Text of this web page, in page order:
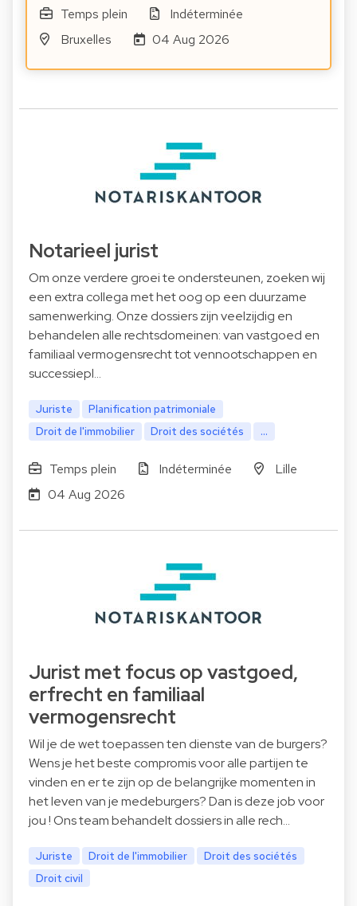
Temps plein
Indéterminée
Bruxelles
04 Aug 2026
Notarieel jurist
Om onze verdere groei te ondersteunen, zoeken wij
een extra collega met het oog op een duurzame
samenwerking. Onze dossiers zijn veelzijdig en
behandelen alle rechtsdomeinen: van vastgoed en
familiaal vermogensrecht tot vennootschappen en
successiepl…
Juriste
Planification patrimoniale
Droit de l'immobilier
Droit des sociétés ...
Temps plein Indéterminée
Lille
04 Aug 2026
Jurist met focus op vastgoed,
erfrecht en familiaal
vermogensrecht
Wil je de wet toepassen ten dienste van de burgers?
Wens je het beste compromis voor alle partijen te
vinden en er te zijn op de belangrijke momenten in
het leven van je medeburgers? Dan is deze job voor
jou ! Ons team behandelt dossiers in alle rech…
Juriste Droit de l'immobilier
Droit des sociétés
Droit civil